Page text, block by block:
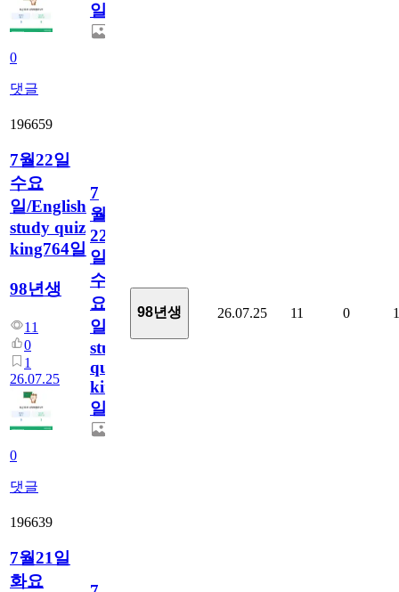
0
댓글
일
196659
7월22일
수요
일/English
study quiz
king764일
98년생
11
0
1
26.07.25
0
댓글
7
월
22
일
수
요
일/English
study
quiz
king764
일
98년생 26.07.25 11 0 1
196639
7월21일
화요